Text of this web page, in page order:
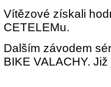
Vítězové získali
CETELEMu.
Dalším závodem
BIKE VALACHY.